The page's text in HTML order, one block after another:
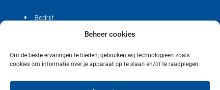
Beheer cookies
Om de beste ervaringen te bieden, gebruiken wij technologieën zoals
cookies om informatie over je apparaat op te slaan en/of te raadplegen.
Bedrijf
Cookiebeleid (EU)